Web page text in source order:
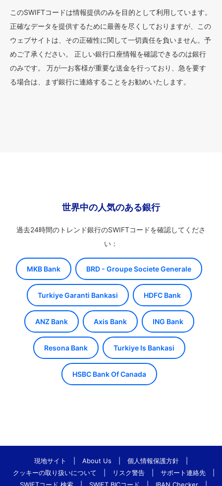
このSWIFTコードは情報提供のみを目的として利用しています。
正確なデータを提供するために最善を尽くしておりますが、この
ウェブサイトは、その正確性に関して一切責任を負いません。予
めご了承ください。 正しい銀行口座情報を確認できるのは銀行
のみです。 万が一お客様が重要な送金を行っており、急を要す
る場合は、まず銀行に連絡することをお勧めいたします。
世界中の人気のある銀行
過去24時間のトレンド銀行のSWIFTコードを確認してくださ
い：
MKB Bank BRD - Groupe Societe Generale
Turkiye Garanti Bankasi HDFC Bank
ANZ Bank Axis Bank ING Bank
Resona Bank Turkiye Is Bankasi
HSBC Bank Of Canada
現地サイト About Us 個人情報保護方針
クッキーの取り扱いについて
リスク警告 サポート連絡先